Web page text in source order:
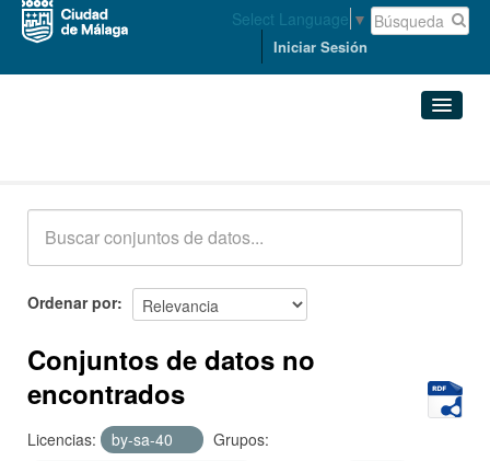
Select Language ▼
Iniciar Sesión
Acerca de
Ordenar por
Conjuntos de datos no
encontrados
Licencias: by-sa-40
Grupos: